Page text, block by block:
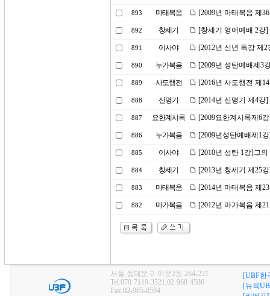
893 마태복음 [2009년 마태복음 제
892 창세기 [창세기 영어예배 2강]
891 이사야 [2012년 신년 특강 제
890 누가복음 [2009년 성탄예배제3
889 사도행전 [2016년 사도행전 제
888 신명기 [2014년 신명기 제4강
887 요한계시록 [2009요한계시록제6
886 누가복음 [2009년성탄예배제1
885 이사야 [2010년 성탄 1강]그
884 창세기 [2013년 창세기 제25
883 마태복음 [2014년 마태복음 제
882 마가복음 [2012년 마가복음 제
서울 동대문구 이문2동 264-231
Tel:070-7119-3521,02-968-4586
Fax:02-965-8594
[UBF한
[뉴욕